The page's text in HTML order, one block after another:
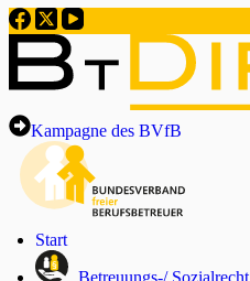
Kampagne des BVfB
Start